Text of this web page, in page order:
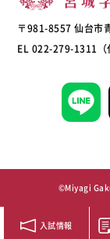
〒981-8557 仙台市
EL 022-279-1311（
©Miyagi
入試情報